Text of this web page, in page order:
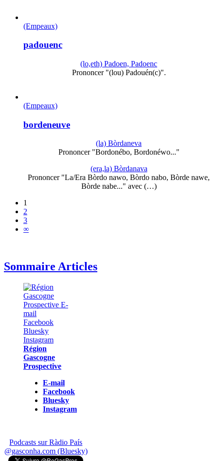
(Empeaux)
padouenc
(lo,eth) Padoen, Padoenc
Prononcer "(lou) Padouén(c)".
(Empeaux)
bordeneuve
(la) Bòrdaneva
Prononcer "Bordonébo, Bordonéwo..."
(era,la) Bòrdanava
Prononcer "La/Era Bòrdo nawo, Bòrdo nabo, Bòrde nawe,
Bòrde nabe..." avec (…)
1
2
3
∞
Sommaire Articles
Région
Gascogne
Prospective
E-mail
Facebook
Bluesky
Instagram
Podcasts sur Ràdio País
@gasconha.com (Bluesky)